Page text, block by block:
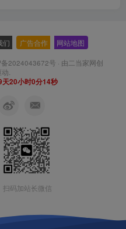
们 广告合作 网站地图
备2024043672号 · 由二当家网创
.
天20小时0分15秒
扫码加站长微信